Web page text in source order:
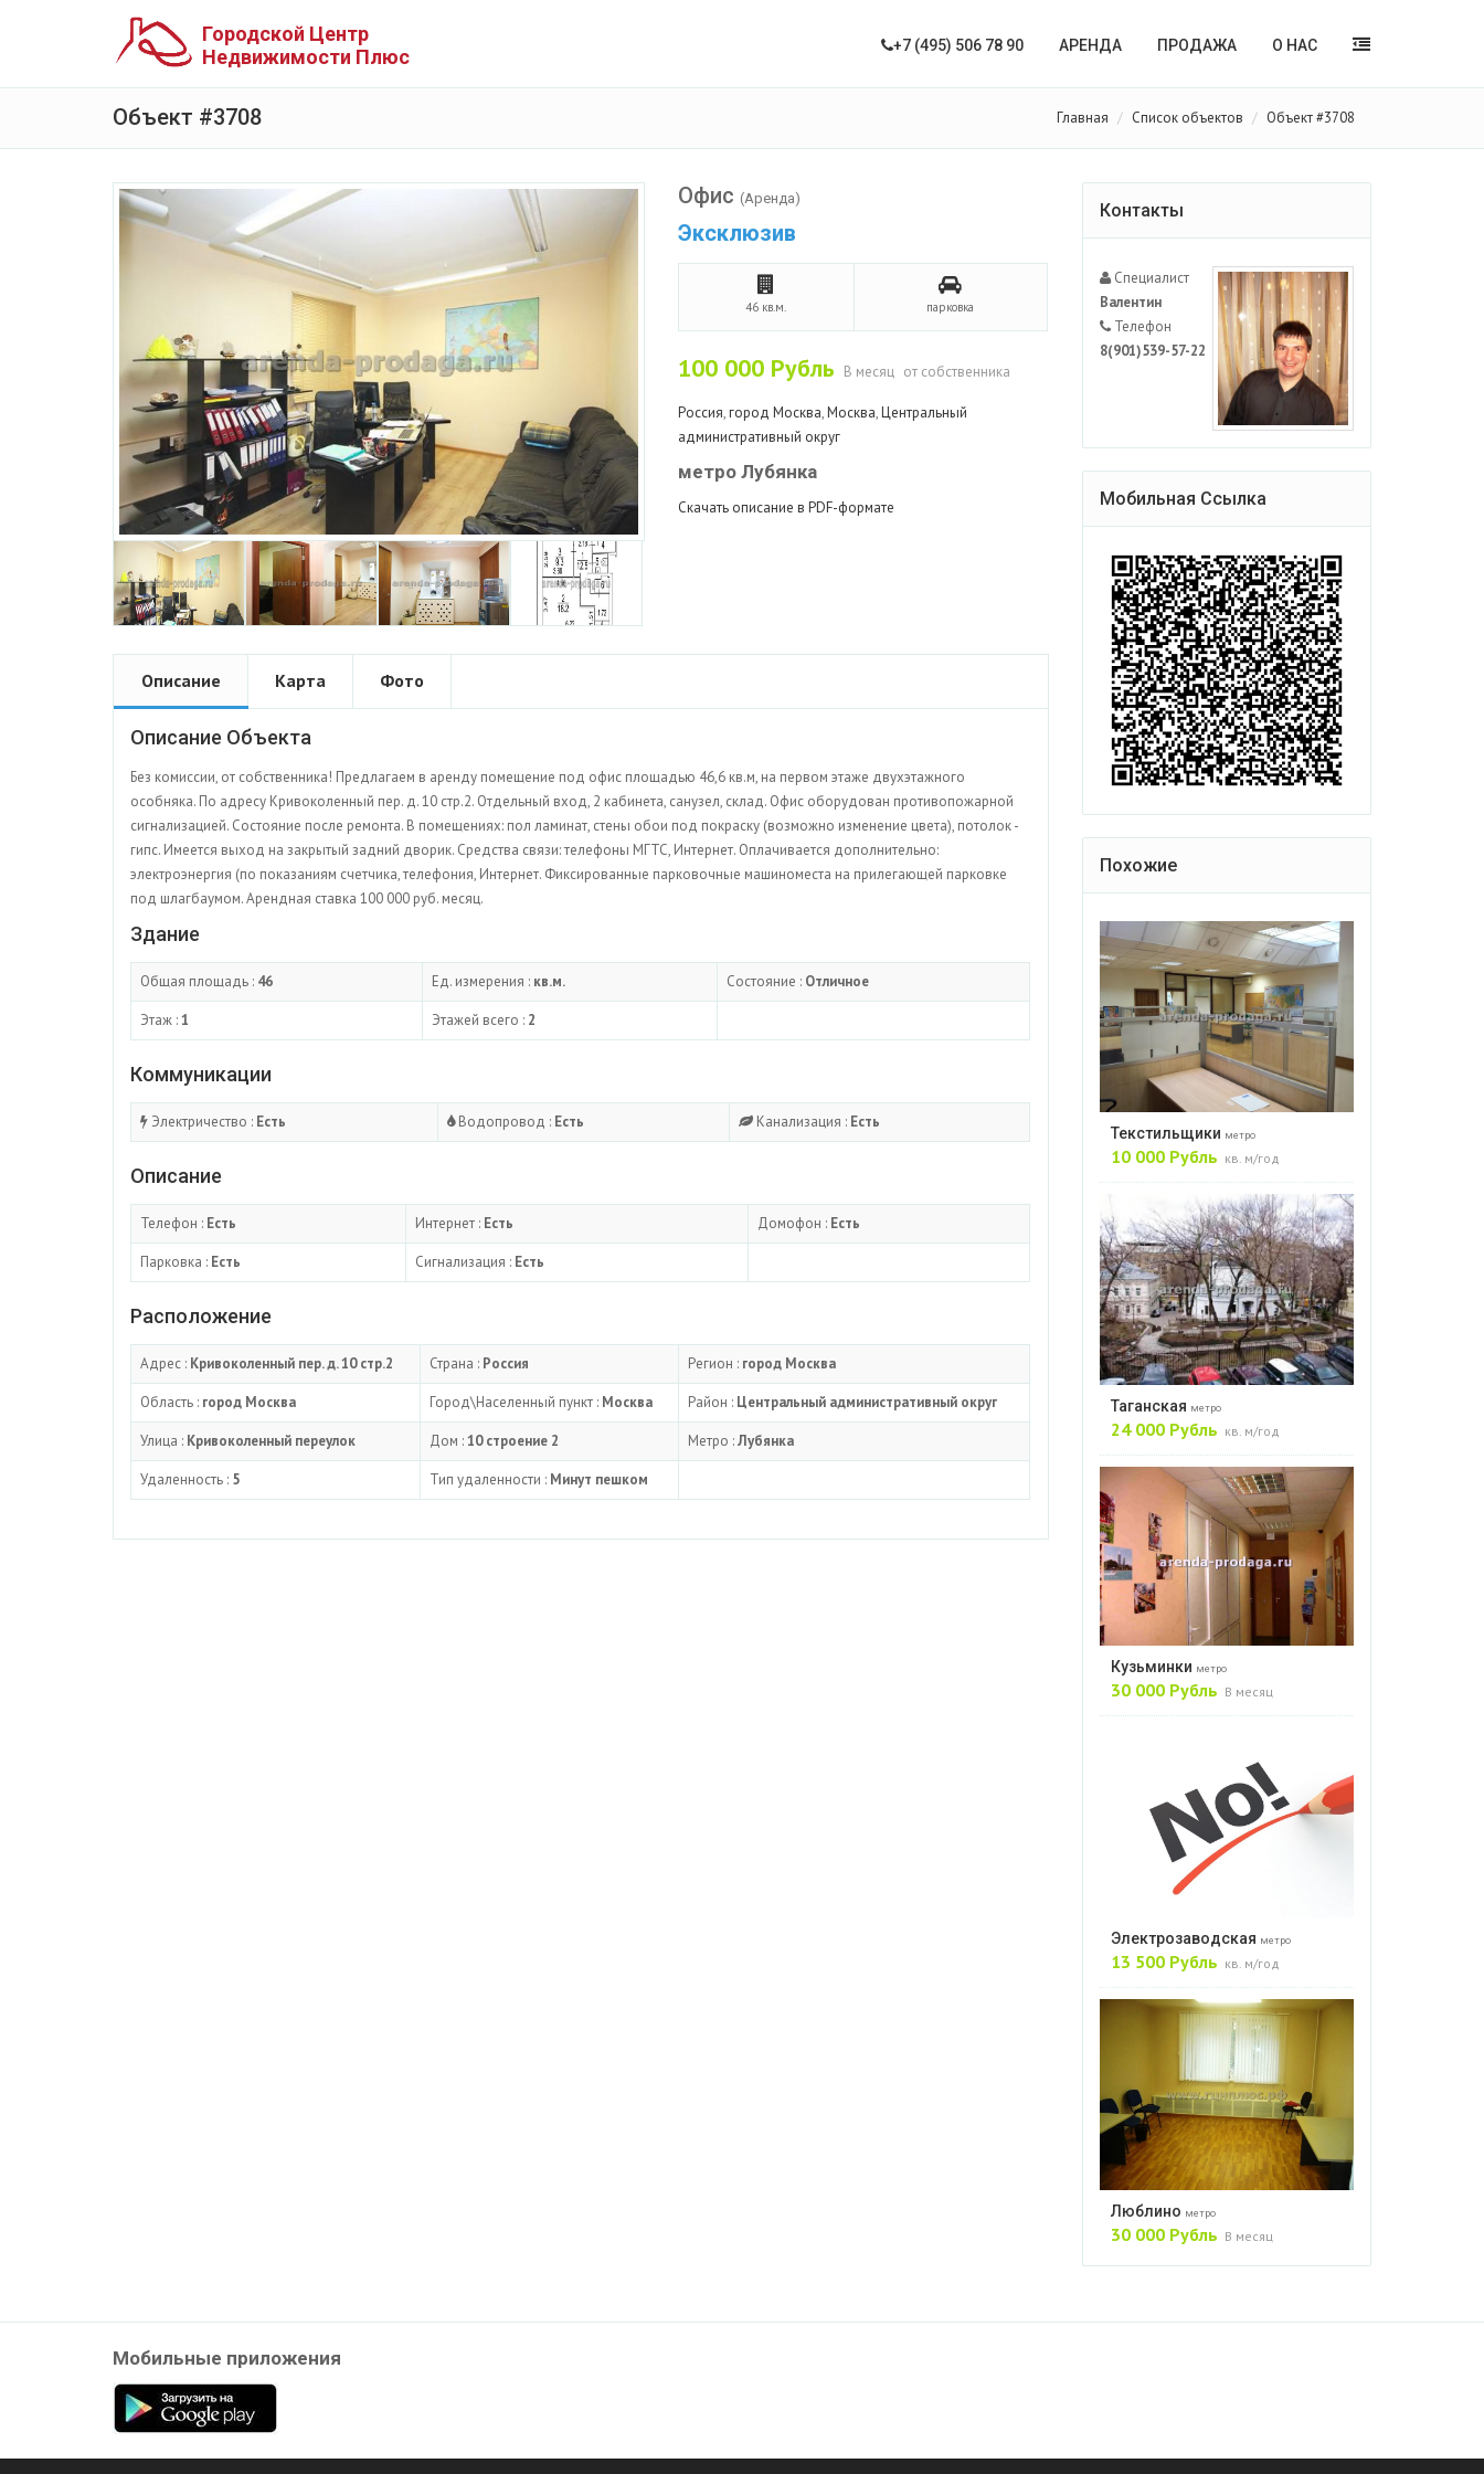
Городской Центр
Недвижимости Плюс
+7 (495) 506 78 90 АРЕНДА ПРОДАЖА О НАС
Объект #3708 Главная Список объектов Объект #3708
Офис (Аренда)
Эксклюзив
46 кв.м. парковка
100 000 Рубль В месяц от собственника
Россия,город Москва,Москва,Центральный
административный округ
метро Лубянка
Скачать описание в PDF-формате
Описание Карта Фото
Описание Объекта
Без комиссии, от собственника! Предлагаем в аренду помещение под офис площадью 46,6 кв.м, на первом этаже двухэтажного
особняка. По адресу Кривоколенный пер. д. 10 стр.2. Отдельный вход, 2 кабинета, санузел, склад. Офис оборудован противопожарной
сигнализацией. Состояние после ремонта. В помещениях: пол ламинат, стены обои под покраску (возможно изменение цвета), потолок -
гипс. Имеется выход на закрытый задний дворик. Средства связи: телефоны МГТС, Интернет. Оплачивается дополнительно:
электроэнергия (по показаниям счетчика, телефония, Интернет. Фиксированные парковочные машиноместа на прилегающей парковке
под шлагбаумом. Арендная ставка 100 000 руб. месяц.
Здание
Общая площадь : 46 Ед. измерения : кв.м. Состояние : Отличное
Этаж :1 Этажей всего : 2
Коммуникации
Электричество : Есть Водопровод : Есть Канализация : Есть
Описание
Телефон : Есть Интернет : Есть Домофон : Есть
Парковка : Есть Сигнализация : Есть
Расположение
Адрес : Кривоколенный пер. д. 10 стр.2 Страна : Россия Регион : город Москва
Область : город Москва Город\Населенный пункт : Москва Район : Центральный административный округ
Улица : Кривоколенный переулок Дом :10 строение 2 Метро :Лубянка
Удаленность : 5 Тип удаленности : Минут пешком
Контакты
Специалист
Валентин
Телефон
8(901)539-57-22
Мобильная Ссылка
Похожие
Текстильщики метро
10 000 Рубль кв. м/год
Таганская метро
24 000 Рубль кв. м/год
Кузьминки метро
30 000 Рубль В месяц
Электрозаводская метро
13 500 Рубль кв. м/год
Люблино метро
30 000 Рубль В месяц
Мобильные приложения